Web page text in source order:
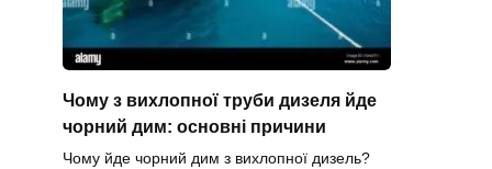
Чому з вихлопної труби дизеля йде
чорний дим: основні причини
Чому йде чорний дим з вихлопної дизель?